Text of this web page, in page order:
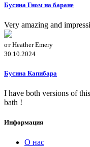
Бусина Гном на баране
Very amazing and
от Heather Emery
30.10.2024
Бусина Капибара
I have both versions of
bath !
Информация
О нас